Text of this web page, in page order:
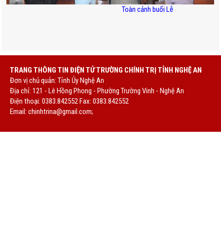
Toàn cảnh buổi Lễ
TRANG THÔNG TIN ĐIỆN TỬ TRƯỜNG CHÍNH TRỊ TỈNH NGHỆ AN
Đơn vị chủ quản: Tỉnh Ủy Nghệ An
Địa chỉ: 121 - Lê Hồng Phong - Phường Trường Vinh - Nghệ An
Điện thoại: 0383.842552 Fax: 0383.842552
Email: chinhtrina@gmail.com;